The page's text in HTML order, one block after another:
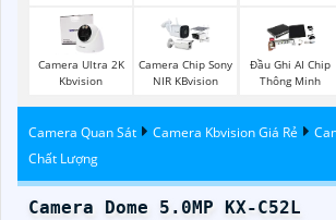
Camera Ultra 2K
Kbvision
Camera Chip Sony
NIR KBvision
Đầu Ghi AI Chip
Thông Minh
Camera Quan Sát Camera Kbvision Giá Rẻ
Chất Lượng
Camera Dome 5.0MP KX-C52L